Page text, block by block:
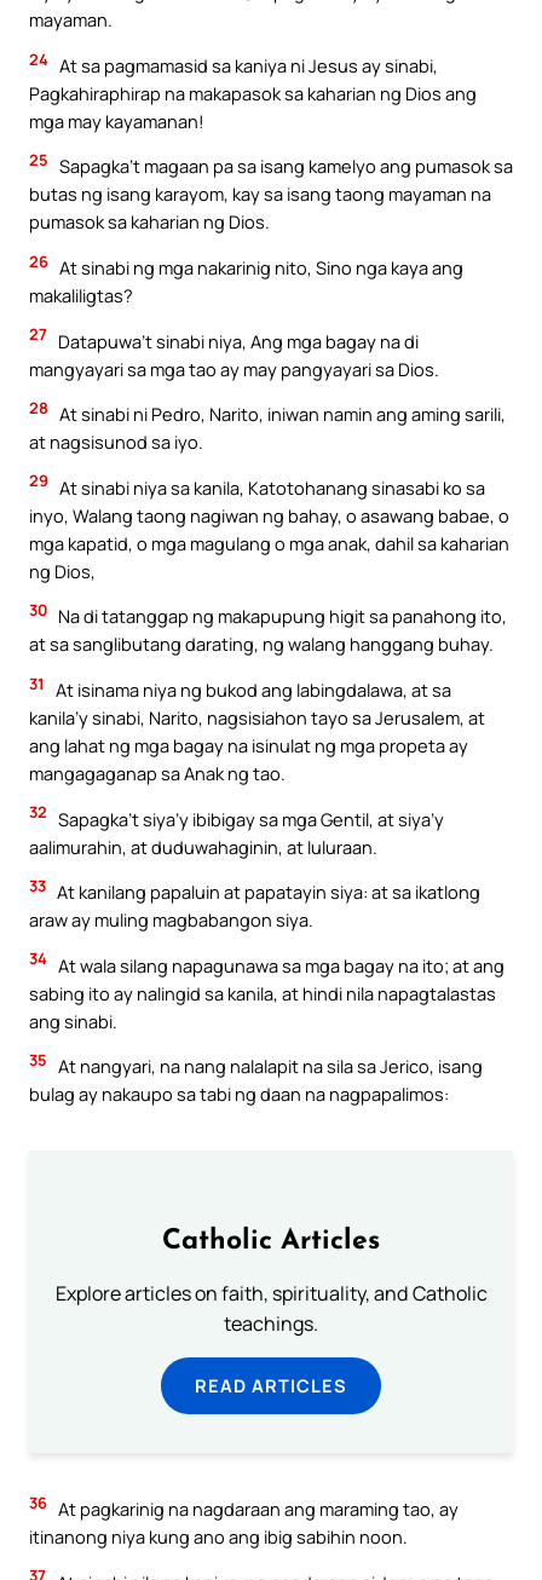
mayaman.
24 At sa pagmamasid sa kaniya ni Jesus ay sinabi,
Pagkahiraphirap na makapasok sa kaharian ng Dios ang
mga may kayamanan!
25 Sapagka’t magaan pa sa isang kamelyo ang pumasok sa
butas ng isang karayom, kay sa isang taong mayaman na
pumasok sa kaharian ng Dios.
26 At sinabi ng mga nakarinig nito, Sino nga kaya ang
makaliligtas?
27 Datapuwa’t sinabi niya, Ang mga bagay na di
mangyayari sa mga tao ay may pangyayari sa Dios.
28 At sinabi ni Pedro, Narito, iniwan namin ang aming sarili,
at nagsisunod sa iyo.
29 At sinabi niya sa kanila, Katotohanang sinasabi ko sa
inyo, Walang taong nagiwan ng bahay, o asawang babae, o
mga kapatid, o mga magulang o mga anak, dahil sa kaharian
ng Dios,
30 Na di tatanggap ng makapupung higit sa panahong ito,
at sa sanglibutang darating, ng walang hanggang buhay.
31
At isinama niya ng bukod ang labingdalawa, at sa
kanila’y sinabi, Narito, nagsisiahon tayo sa Jerusalem, at
ang lahat ng mga bagay na isinulat ng mga propeta ay
mangagaganap sa Anak ng tao.
32 Sapagka’t siya’y ibibigay sa mga Gentil, at siya’y
aalimurahin, at duduwahaginin, at luluraan.
33 At kanilang papaluin at papatayin siya: at sa ikatlong
araw ay muling magbabangon siya.
34 At wala silang napagunawa sa mga bagay na ito; at ang
sabing ito ay nalingid sa kanila, at hindi nila napagtalastas
ang sinabi.
35 At nangyari, na nang nalalapit na sila sa Jerico, isang
bulag ay nakaupo sa tabi ng daan na nagpapalimos:
Catholic Articles
Explore articles on faith, spirituality, and Catholic
teachings.
READ ARTICLES
36 At pagkarinig na nagdaraan ang maraming tao, ay
itinanong niya kung ano ang ibig sabihin noon.